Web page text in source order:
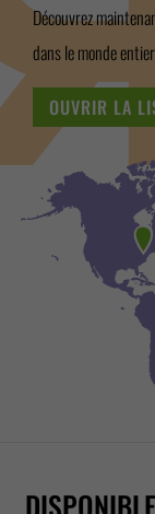
Découvrez
dans le monde
OUVRIR LA